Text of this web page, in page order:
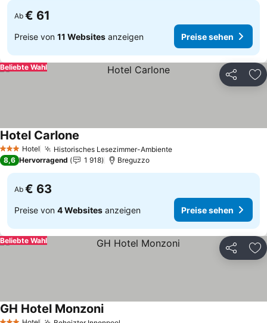
Ab € 61
Preise von 11 Websites anzeigen Preise sehen
Teilen
Beliebte Wahl
3 SterneHotel Historisches Lesezimmer-Ambiente
Hotel Carlone
8,6 Hervorragend 1 918 Breguzzo
Ab € 63
Preise von 4 Websites anzeigen Preise sehen
Teilen
Beliebte Wahl
GH Hotel Monzoni